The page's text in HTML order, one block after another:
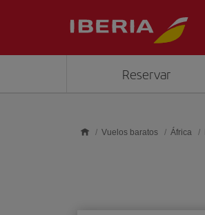
Reservar
Vuelos baratos África